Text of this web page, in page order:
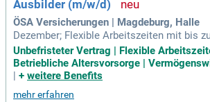
Ausbilder (m/w/d)
ÖSA Versicherungen | Magdeburg, Halle
Dezember; Flexible Arbeitszeiten mit bis
he mobiles Arbeiten oder Home-Office
nanziellem Zuschuss); Umfangreiche
etriebliche Altersversorgung, betriebliche
Unbefristeter Vertrag | Flexible
Betriebliche Altersvorsorge |
+ weitere Benefits
mehr erfahren